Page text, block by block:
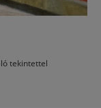
tekintettel